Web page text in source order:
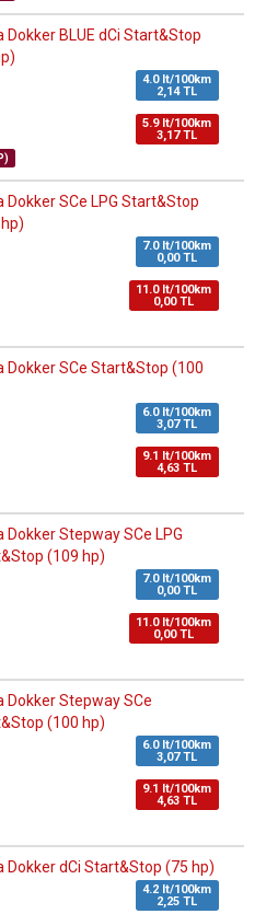
Dokker BLUE dCi Start&Stop
4.0 lt/100km
2,14 TL
5.9 lt/100km
3,17 TL
Dokker SCe LPG Start&Stop
7.0 lt/100km
0,00 TL
11.0 lt/100km
0,00 TL
Dokker SCe Start&Stop (100
6.0 lt/100km
3,07 TL
9.1 lt/100km
4,63 TL
Dokker Stepway SCe LPG
(109 hp)
7.0 lt/100km
0,00 TL
11.0 lt/100km
0,00 TL
Dokker Stepway SCe
(100 hp)
6.0 lt/100km
3,07 TL
9.1 lt/100km
4,63 TL
Dokker dCi Start&Stop (75 hp)
4.2 lt/100km
2,25 TL